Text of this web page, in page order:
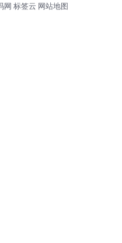
网 标签云 网站地图